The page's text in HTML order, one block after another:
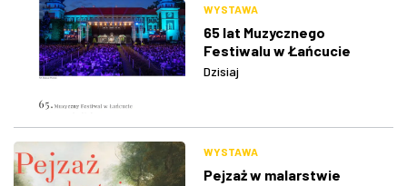
WYSTAWA
65 lat Muzycznego
Festiwalu w Łańcucie
Dzisiaj
WYSTAWA
Pejzaż w malarstwie